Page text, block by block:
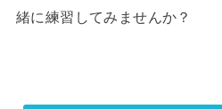
緒に練習してみませんか？